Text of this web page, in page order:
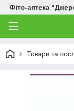
Фіто-аптека
Товари та